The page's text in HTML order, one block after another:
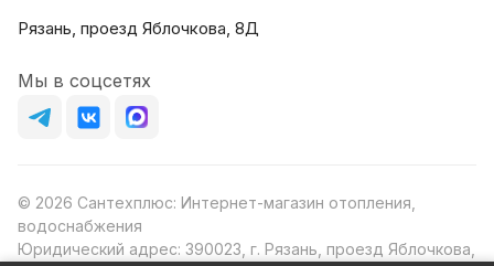
Рязань, проезд Яблочкова, 8Д
Мы в соцсетях
© 2026 Сантехплюс: Интернет-магазин отопления,
водоснабжения
Юридический адрес: 390023, г. Рязань, проезд Яблочкова,